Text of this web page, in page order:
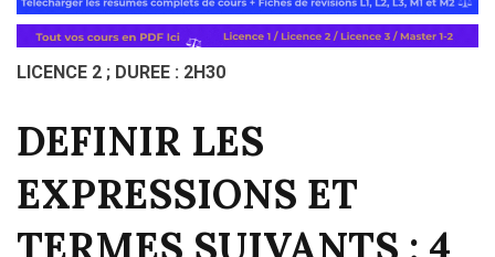
LICENCE 2 ; DUREE : 2H30
DEFINIR LES
EXPRESSIONS ET